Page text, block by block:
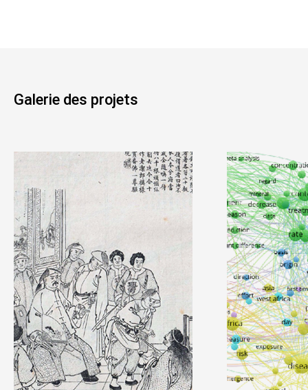
Galerie des projets